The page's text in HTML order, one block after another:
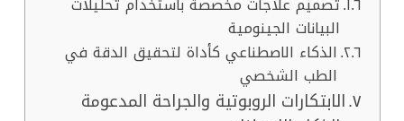
البيانات الجينومية
الذكاء الاصطناعي كأداة لتحقيق الدقة في
الطب الشخصي
الابتكارات الروبوتية والجراحة المدعومة